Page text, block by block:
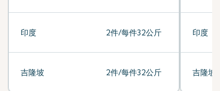
印度 2件/每件32公斤
吉隆坡 2件/每件32公斤
印度
吉隆坡